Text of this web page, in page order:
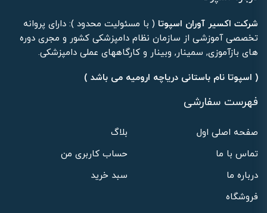
شرکت اکسیر آوران اسپوتا ( با مسئولیت محدود ): دارای پروانه
تخصصی آموزشی از سازمان نظام دامپزشکی کشور و مجری دوره
های بازآموزی, سمینار, وبینار و کارگاههای عملی دامپزشکی.
( اسپوتا نام باستانی دریاچه ارومیه می باشد )
فهرست سفارشی
صفحه اصلی اول
بلاگ
تماس با ما
حساب کاربری من
درباره ما
سبد خرید
فروشگاه